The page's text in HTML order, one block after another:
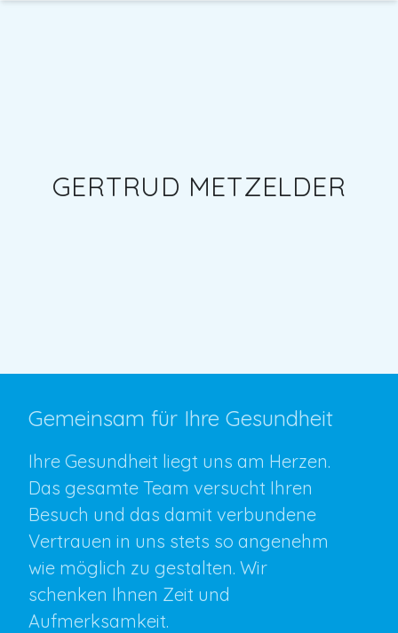
GERTRUD METZELDER
Gemeinsam für Ihre Gesundheit
Ihre Gesundheit liegt uns am Herzen.
Das gesamte Team versucht Ihren
Besuch und das damit verbundene
Vertrauen in uns stets so angenehm
wie möglich zu gestalten. Wir
schenken Ihnen Zeit und
Aufmerksamkeit.